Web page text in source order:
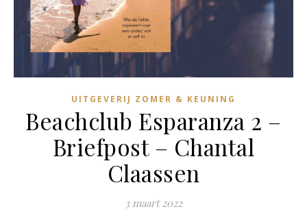
UITGEVERIJ ZOMER & KEUNING
Beachclub Esparanza 2 –
Briefpost – Chantal
Claassen
3 maart 2022